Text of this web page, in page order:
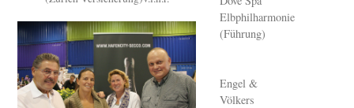
Elbphilharmonie
(Führung)
Engel &
Völkers